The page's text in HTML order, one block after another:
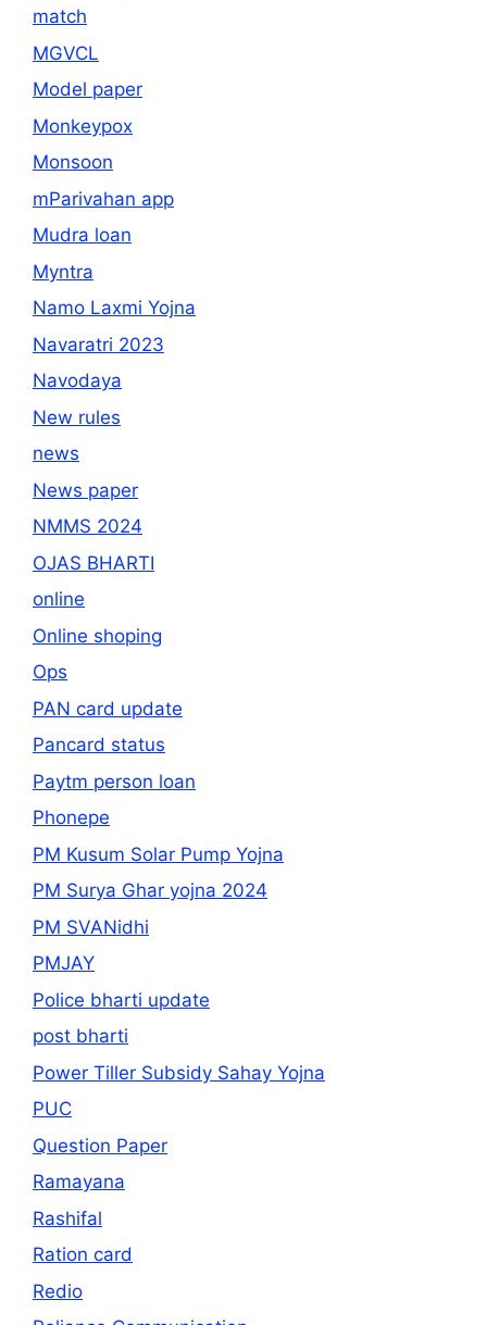
match
MGVCL
Model paper
Monkeypox
Monsoon
mParivahan app
Mudra loan
Myntra
Namo Laxmi Yojna
Navaratri 2023
Navodaya
New rules
news
News paper
NMMS 2024
OJAS BHARTI
online
Online shoping
Ops
PAN card update
Pancard status
Paytm person loan
Phonepe
PM Kusum Solar Pump Yojna
PM Surya Ghar yojna 2024
PM SVANidhi
PMJAY
Police bharti update
post bharti
Power Tiller Subsidy Sahay Yojna
PUC
Question Paper
Ramayana
Rashifal
Ration card
Redio